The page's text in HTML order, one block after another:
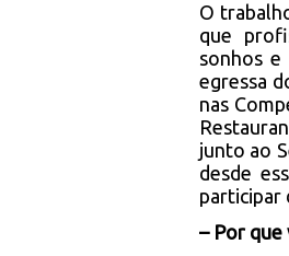
O
que
sonhos e
egressa
nas
junto ao
desde
participar
– Por que